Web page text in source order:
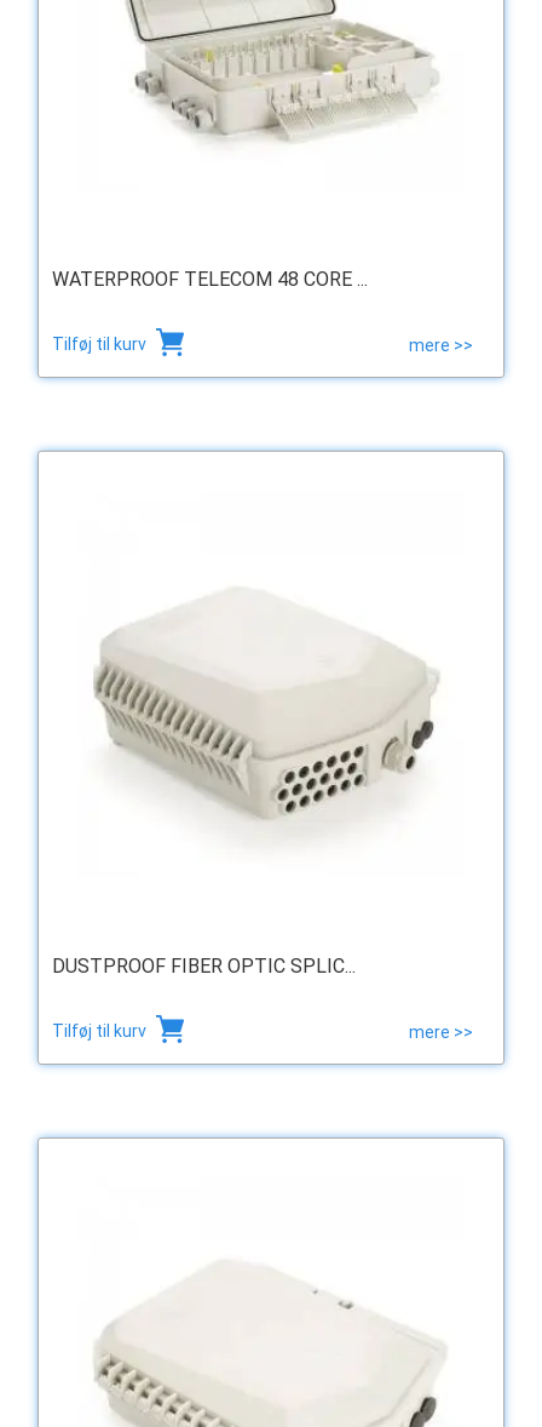
WATERPROOF TELECOM 48 CORE ...
Tilføj til kurv mere >>
DUSTPROOF FIBER OPTIC SPLIC...
Tilføj til kurv mere >>